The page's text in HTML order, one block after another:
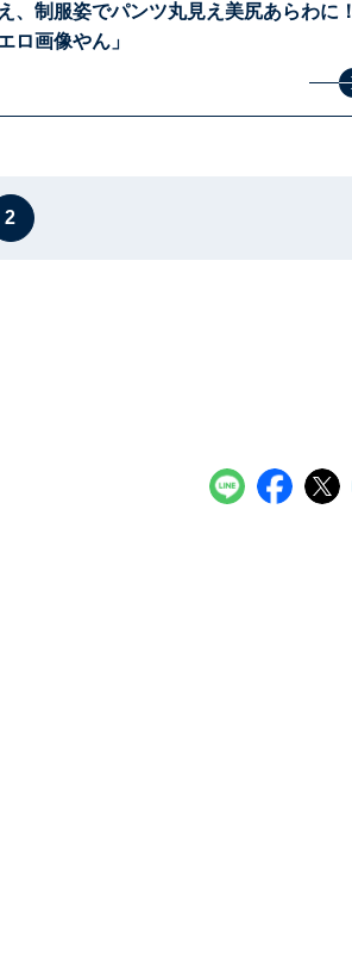
、制服姿でパンツ丸見え美尻あらわに！
ロ画像やん」
2